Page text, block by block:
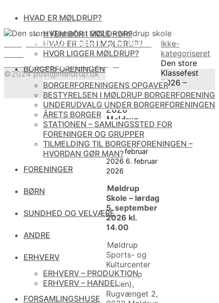
HVAD ER MØLDRUP?
HVEM BOR I MØLDRUP?
HVAD ER DER I MØLDRUP?
HVOR LIGGER MØLDRUP?
BORGERFORENINGEN
BORGERFORENINGENS OPGAVER
BESTYRELSEN I MØLDRUP BORGERFORENING
UNDERUDVALG UNDER BORGERFORENINGEN
ÅRETS BORGER
STATIONEN – SAMLINGSSTED FOR
FORENINGER OG GRUPPER
TILMELDING TIL BORGERFORENINGEN –
HVORDAN GØR MAN?
FORENINGER
BØRN
SUNDHED OG VELVÆRE
ANDRE
ERHVERV
ERHVERV – PRODUKTION
ERHVERV – HANDEL
FORSAMLINGSHUSE
Home
Ikke-
kategoriseret
Den store
Klassefest
2026 –
Møldrup skole
Revlingefesten 2025 afsluttet – og overskuddet
Jernbanegade – byggeri af nye boliger
Den store
Klassefest
2026 –
Møldrup
skole
kb 6. februar
2026 6. februar
2026
Møldrup
Skole – lørdag
5. september
2026 kl.
14.00
Møldrup
Sports- og
Kulturcenter
(Møldrup
Hallen),
Rugvænget 2,
©2024 post@møldrup.dk